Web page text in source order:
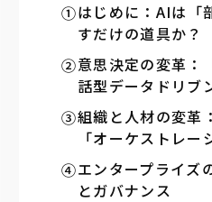
はじめに：AIは「
すだけの道具か？
意思決定の変革：
話型データドリブ
組織と人材の変革
「オーケストレー
エンタープライズ
とガバナンス